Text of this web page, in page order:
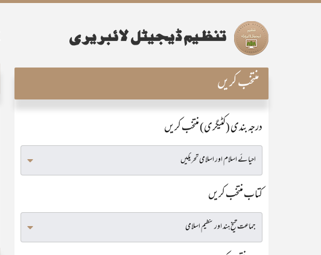
منتخب کریں
درجہ بندی (کٹیگری) منتخب کریں
کتاب منتخب کریں